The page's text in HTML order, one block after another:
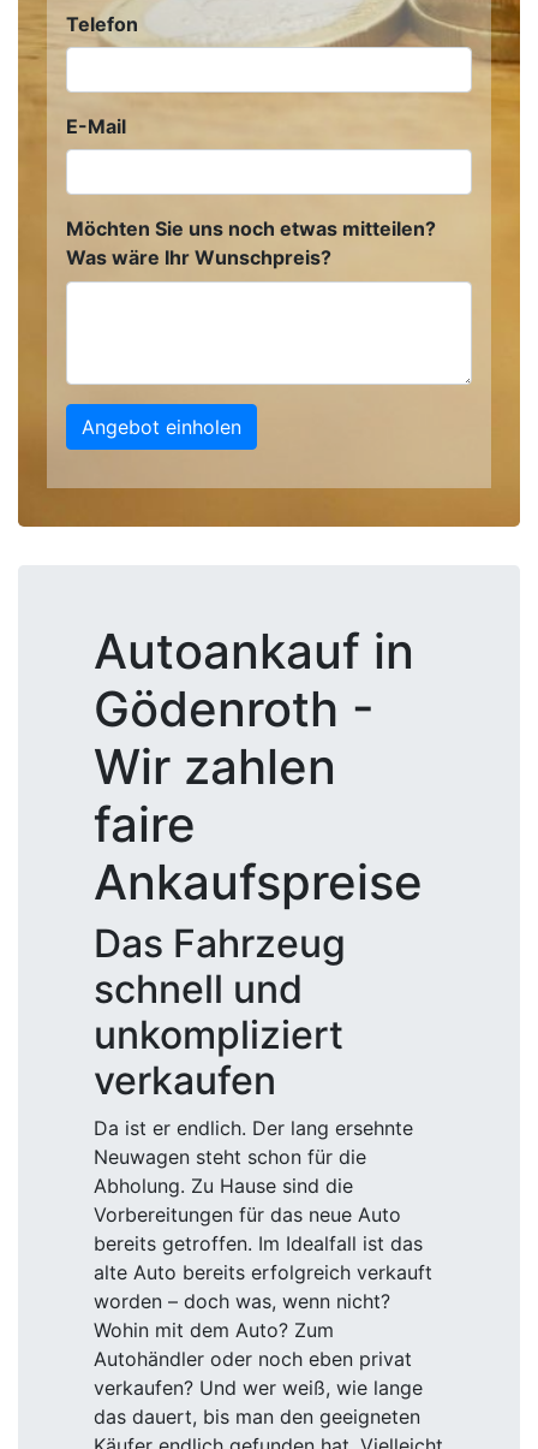
Telefon
E-Mail
Möchten Sie uns noch etwas mitteilen?
Was wäre Ihr Wunschpreis?
Angebot einholen
Autoankauf in
Gödenroth -
Wir zahlen
faire
Ankaufspreise
Das Fahrzeug
schnell und
unkompliziert
verkaufen
Da ist er endlich. Der lang ersehnte
Neuwagen steht schon für die
Abholung. Zu Hause sind die
Vorbereitungen für das neue Auto
bereits getroffen. Im Idealfall ist das
alte Auto bereits erfolgreich verkauft
worden – doch was, wenn nicht?
Wohin mit dem Auto? Zum
Autohändler oder noch eben privat
verkaufen? Und wer weiß, wie lange
das dauert, bis man den geeigneten